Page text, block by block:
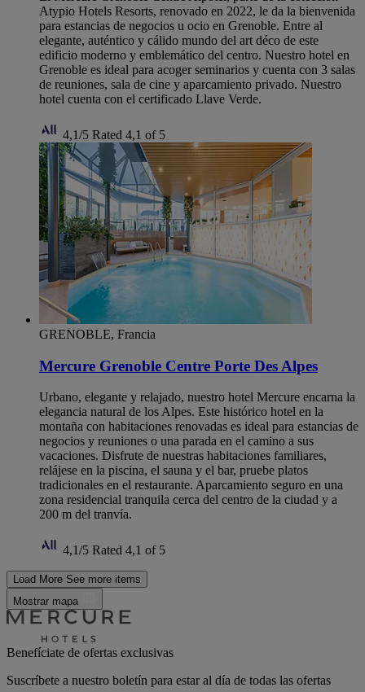
Atypio Hotels Resorts, renovado en 2022, le da la bienvenida
para estancias de negocios u ocio en Grenoble. Entre al
elegante, auténtico y cálido mundo del art déco de este
edificio moderno y emblemático del centro. Nuestro hotel en
Grenoble es ideal para acoger seminarios y cuenta con 3 salas
de reuniones, sala de cine y aparcamiento privado. Nuestro
hotel cuenta con el certificado Llave Verde.
4,1/5 Rated 4,1 of 5
GRENOBLE, Francia
Mercure Grenoble Centre Porte Des Alpes
Urbano, elegante y relajado, nuestro hotel Mercure encarna la
elegancia natural de los Alpes. Este histórico hotel en la
montaña con habitaciones renovadas es ideal para estancias de
negocios y reuniones o una parada en el camino a sus
vacaciones. Disfrute de nuestras habitaciones familiares,
relájese en la piscina, el sauna y el bar, pruebe platos
tradicionales en el restaurante. Aparcamiento seguro en una
zona residencial tranquila cerca del centro de la ciudad y a
200 m del tranvía.
4,1/5 Rated 4,1 of 5
Load More See more items
Mostrar mapa
Benefíciate de ofertas exclusivas
Suscríbete a nuestro boletín para estar al día de todas las ofertas